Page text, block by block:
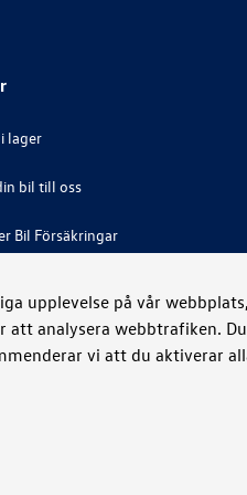
upplevelse på vår
analysera webbtrafiken.
vi att du aktiverar
lager
bil till oss
Bil Försäkringar